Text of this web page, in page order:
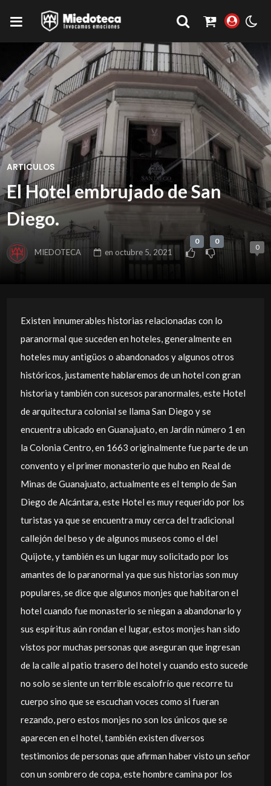
ARTICULOS
El Hotel embrujado de San
Diego.
MIEDOTECA en octubre 5, 2021
0 0
0
Existen innumerables historias relacionadas con lo
paranormal que suceden en hoteles, generalmente en
hoteles muy antigüos o abandonados y algunos otros
históricos, justamente hablaremos de un hotel con gran
historia y también con sucesos paranormales, este Hotel
de arquitectura colonial se llama San Diego y se
encuentra ubicado en Guanajuato, en Jardín número 1 en
la Colonia Centro, en 1663 originalmente fue parte de un
convento y el primer monasterio que hubo en Real de
Minas de Guanajuato, actualmente es el templo de San
Diego de Alcántara, este Hotel es muy requerido por los
turistas ya que se encuentra muy cerca del tradicional
callejón del beso y de algunos museos como el del
Quijote, y también es un lugar muy solicitado por los
amantes de lo paranormal ya que sus historias son muy
populares, se dice que algunos monjes que habitaron el
hotel cuando fue monasterio se niegan a abandonarlo y
sus espíritus aún rondan el lugar, estos monjes han sido
vistos por muchas personas que aseguran que ingresan
de la calle al patio trasero del hotel y cuando esto sucede
no solo se siente un terrible escalofrío que recorre tu
cuerpo sino que se escuchan voces como si fueran
rezando, pero estos monjes no son los únicos que se
aparecen en el hotel, también existen diversos
testimonios de personas que afirman haber visto un señor
con un sombrero de copa, este hombre camina por los